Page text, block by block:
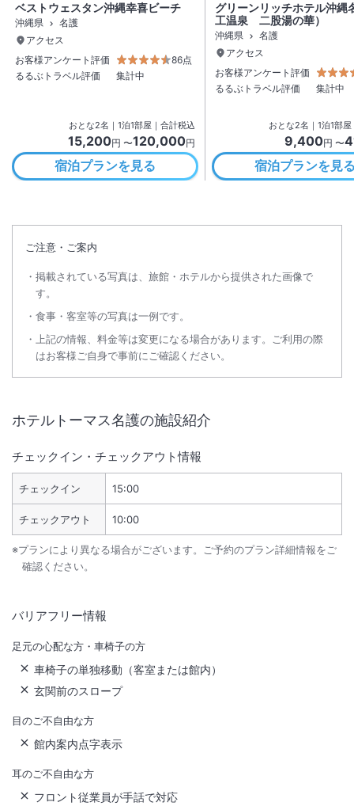
ベストウェスタン沖縄幸喜ビーチ
沖縄県
名護
アクセス
お客様アンケート評価
86点
るるぶトラベル評価
集計中
おとな2名 ｜ 1泊1部屋｜合計税込
15,200円 〜120,000円
宿泊プランを見る
グリーンリッチホテル沖縄
工温泉 二股湯の華）
沖縄県
名護
アクセス
お客様アンケート評価
るるぶトラベル評価
集計中
おとな2名 ｜ 1泊1部屋
9,400円 〜
宿泊プランを見
ご注意・ご案内
掲載されている写真は、旅館・ホテルから提供された画像で
す。
食事・客室等の写真は一例です。
上記の情報、料金等は変更になる場合があります。ご利用の際
はお客様ご自身で事前にご確認ください。
ホテルトーマス名護の施設紹介
チェックイン・チェックアウト情報
チェックイン 15:00
チェックアウト 10:00
※プランにより異なる場合がございます。ご予約のプラン詳細情報をご
確認ください。
バリアフリー情報
足元の心配な方・車椅子の方
車椅子の単独移動（客室または館内）
玄関前のスロープ
目のご不自由な方
館内案内点字表示
耳のご不自由な方
フロント従業員が手話で対応